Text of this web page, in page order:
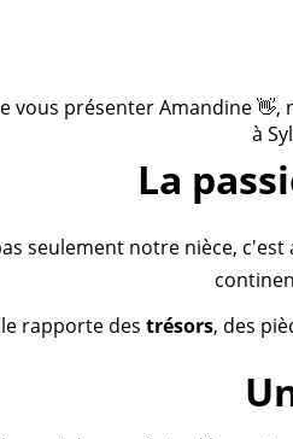
vous présenter Amandine
à
La
seulement notre nièce,
rapporte des trésors, des